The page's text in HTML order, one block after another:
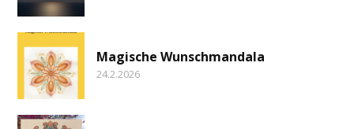
Magische Wunschmandala
24.2.2026